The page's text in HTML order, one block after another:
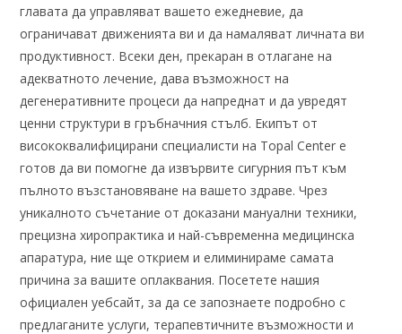
главата да управляват вашето ежедневие, да
ограничават движенията ви и да намаляват личната ви
продуктивност. Всеки ден, прекаран в отлагане на
адекватното лечение, дава възможност на
дегенеративните процеси да напреднат и да увредят
ценни структури в гръбначния стълб. Екипът от
висококвалифицирани специалисти на Topal Center е
готов да ви помогне да извървите сигурния път към
пълното възстановяване на вашето здраве. Чрез
уникалното съчетание от доказани мануални техники,
прецизна хиропрактика и най-съвременна медицинска
апаратура, ние ще открием и елиминираме самата
причина за вашите оплаквания. Посетете нашия
официален уебсайт, за да се запознаете подробно с
предлаганите услуги, терапевтичните възможности и